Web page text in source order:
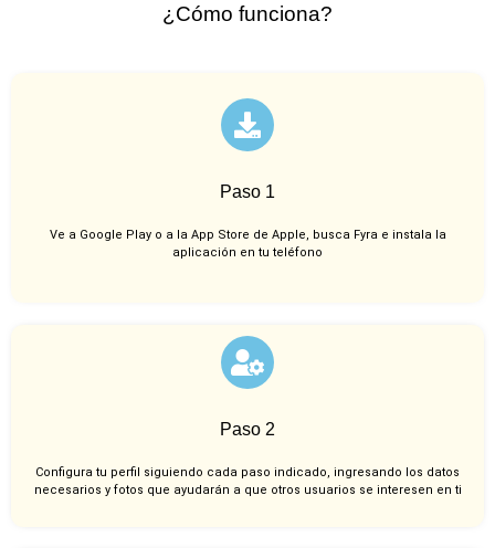
¿Cómo funciona?
Paso 1
Ve a Google Play o a la App Store de Apple, busca Fyra e instala la
aplicación en tu teléfono
Paso 2
Configura tu perfil siguiendo cada paso indicado, ingresando los datos
necesarios y fotos que ayudarán a que otros usuarios se interesen en ti